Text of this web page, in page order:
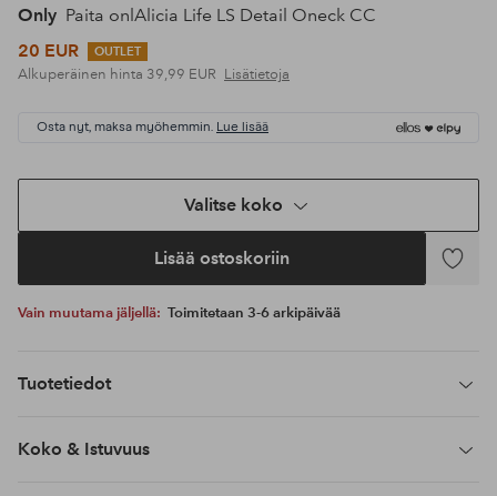
Only Paita onlAlicia Life LS Detail Oneck CC
20 EUR
OUTLET
Alkuperäinen hinta 39,99 EUR Lisätietoja
Osta nyt, maksa myöhemmin. Lue lisää
Valitse koko
Lisää ostoskoriin
Lisää
Vain muutama jäljellä: Toimitetaan 3-6 arkipäivää
Tuotetiedot
Koko & Istuvuus